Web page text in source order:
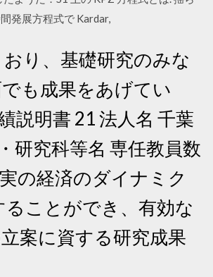
発展方程式で Kardar,
り、基礎研究のみな
も成果をあげてい
説明書 21 法人名 千葉
研究科等名 専任教員数
の経済のダイナミク
ることができ、有効な
案に資する研究成果